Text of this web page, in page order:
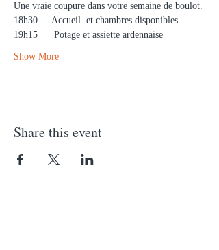
Une vraie coupure dans votre semaine de boulot.
18h30     Accueil  et chambres disponibles
19h15      Potage et assiette ardennaise
Show More
Share this event